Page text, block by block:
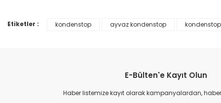
Bu ürünün fiyat bilgisi, resim, ürün açıklamalarında ve diğer
Ürün açıklamasında eksik bilgiler bulunuyor.
Ürün bilgilerinde hatalar bulunuyor.
Etiketler : kondenstop ayvaz kondenstop
E-Bülten'e Kayıt Olun
Haber listemize kayıt olarak kampanyalardan,